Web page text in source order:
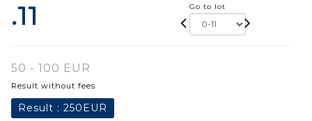
.11 Go to lot
50 - 100 EUR
Result without fees
Result : 250EUR